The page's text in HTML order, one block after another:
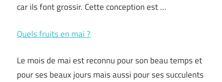
car ils font grossir. Cette conception est …
Quels fruits en mai ?
Le mois de mai est reconnu pour son beau temps et
pour ses beaux jours mais aussi pour ses succulents